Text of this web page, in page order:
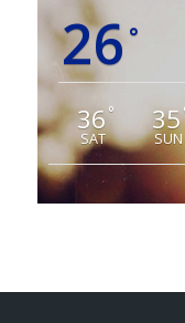
26 °
36°
SAT
35
SUN